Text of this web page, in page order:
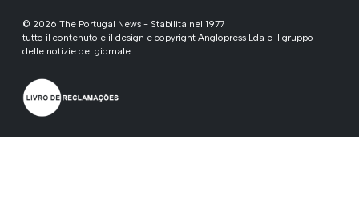
© 2026 The Portugal News - Stabilita nel 1977
tutto il contenuto e il design e copyright Anglopress Lda e il gruppo
delle notizie del giornale